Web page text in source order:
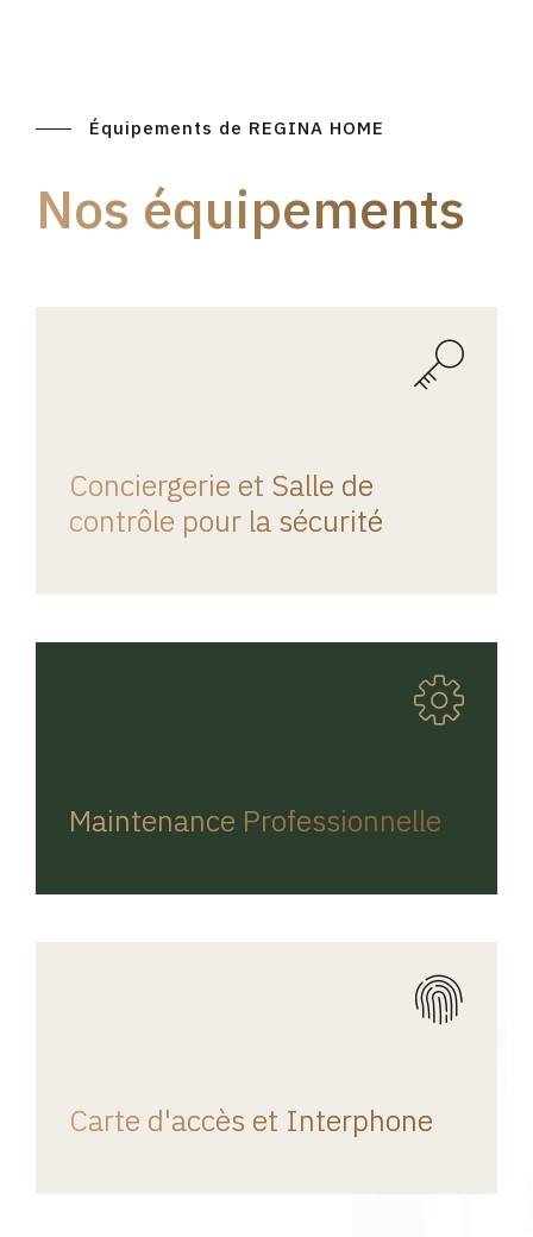
Équipements de REGINA HOME
Nos équipements
Conciergerie et Salle de
contrôle pour la sécurité
Maintenance Professionnelle
Carte d'accès et Interphone